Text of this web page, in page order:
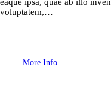
voluptatem,…
More Info